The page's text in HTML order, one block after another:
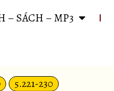
– SÁCH – MP3
5.221-230